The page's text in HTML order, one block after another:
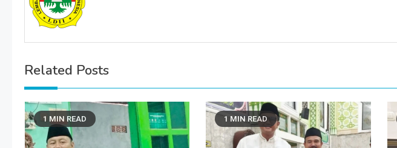
Related Posts
1 MIN READ 1 MIN READ